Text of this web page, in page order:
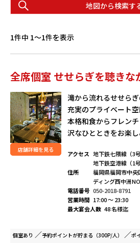
地図から検索す
1件中 1〜1件を表示
全席個室 せせらぎを聴きな
店舗詳細を見る
滝から流れるせせら
充実のプライベート空
本格和食からフレン
沢なひとときをお楽し
アクセス 地下鉄七隈線（3
地下鉄空港線（1
住所
福岡県福岡市中
ディング西中洲
電話番号 050-2018-8791
営業時間 17:00 ～ 23:30
最大宴会人数 48 名様迄
個室あり 予約ポイントが貯まる（300P/人） ポ